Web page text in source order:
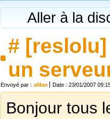
Aller à la
# [reslolu]
un
Envoyé par : aMan Date : 23/01/2007
Bonjour tous